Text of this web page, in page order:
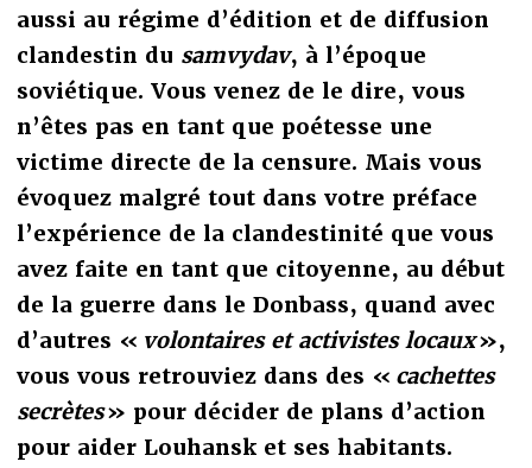
aussi au régime d’édition et de diffusion
clandestin du samvydav, à l’époque
soviétique. Vous venez de le dire, vous
n’êtes pas en tant que poétesse une
victime directe de la censure. Mais vous
évoquez malgré tout dans votre préface
l’expérience de la clandestinité que vous
avez faite en tant que citoyenne, au début
de la guerre dans le Donbass, quand avec
d’autres « volontaires et activistes locaux»,
vous vous retrouviez dans des « cachettes
secrètes» pour décider de plans d’action
pour aider Louhansk et ses habitants.